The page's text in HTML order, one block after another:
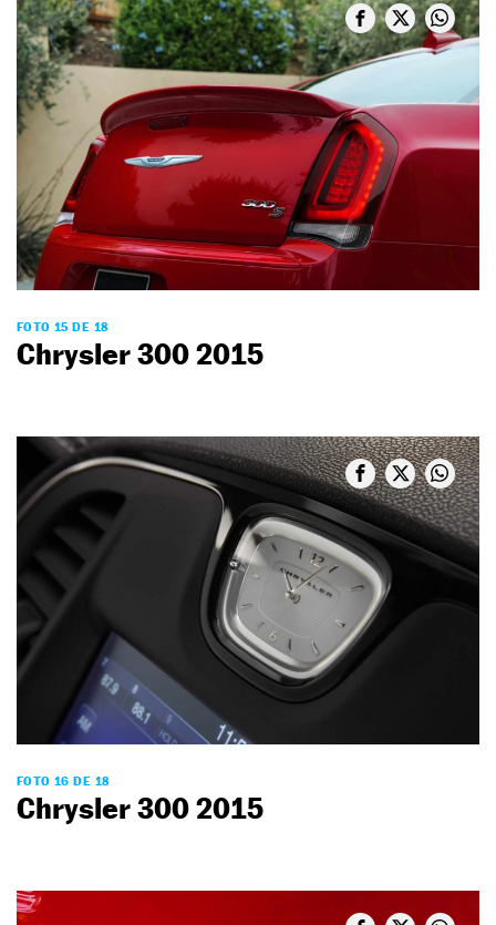
FOTO 15 DE 18
Chrysler 300 2015
FOTO 16 DE 18
Chrysler 300 2015